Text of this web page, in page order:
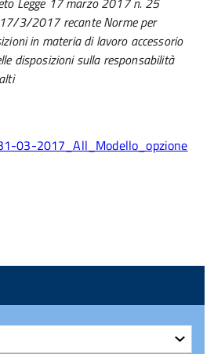
3/2017 recante Norme per
in materia di lavoro accessorio
disposizioni sulla responsabilità
03-2017_All_Modello_opzione